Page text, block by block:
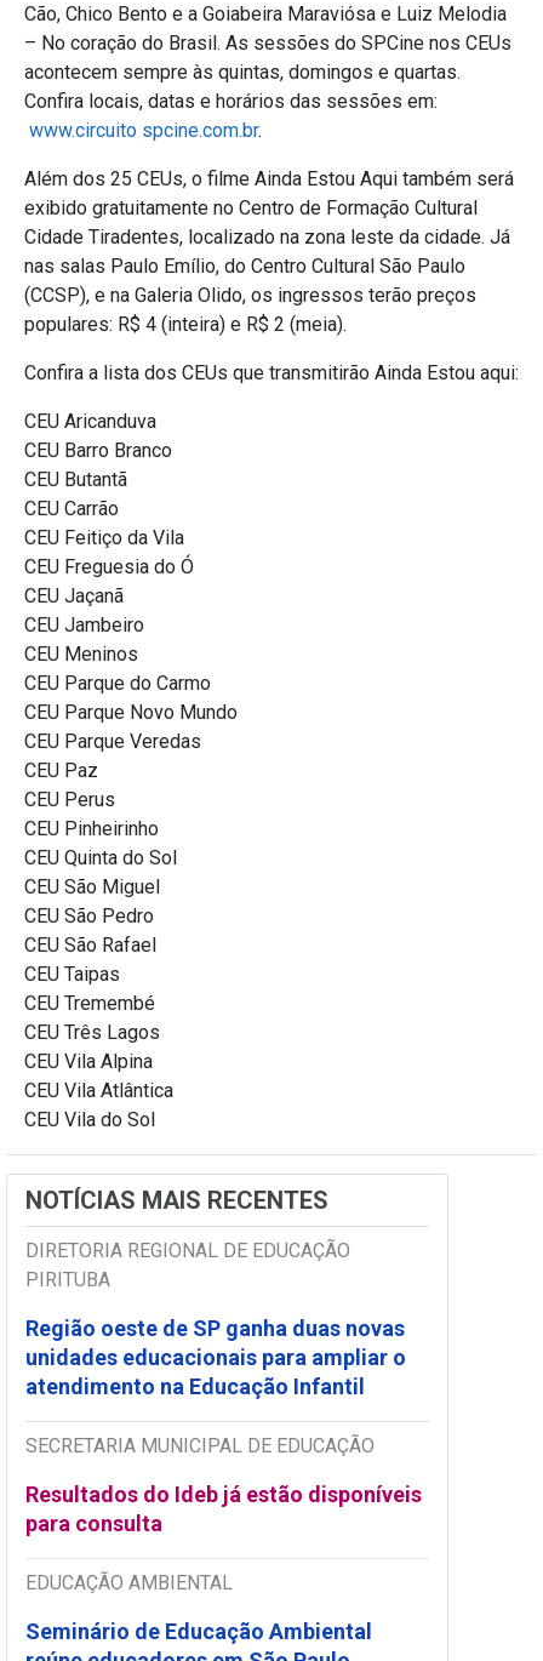
Cão, Chico Bento e a Goiabeira Maraviósa e Luiz Melodia
– No coração do Brasil. As sessões do SPCine nos CEUs
acontecem sempre às quintas, domingos e quartas.
Confira locais, datas e horários das sessões em:
www.circuito spcine.com.br.
Além dos 25 CEUs, o filme Ainda Estou Aqui também será
exibido gratuitamente no Centro de Formação Cultural
Cidade Tiradentes, localizado na zona leste da cidade. Já
nas salas Paulo Emílio, do Centro Cultural São Paulo
(CCSP), e na Galeria Olido, os ingressos terão preços
populares: R$ 4 (inteira) e R$ 2 (meia).
Confira a lista dos CEUs que transmitirão Ainda Estou aqui:
CEU Aricanduva
CEU Barro Branco
CEU Butantã
CEU Carrão
CEU Feitiço da Vila
CEU Freguesia do Ó
CEU Jaçanã
CEU Jambeiro
CEU Meninos
CEU Parque do Carmo
CEU Parque Novo Mundo
CEU Parque Veredas
CEU Paz
CEU Perus
CEU Pinheirinho
CEU Quinta do Sol
CEU São Miguel
CEU São Pedro
CEU São Rafael
CEU Taipas
CEU Tremembé
CEU Três Lagos
CEU Vila Alpina
CEU Vila Atlântica
CEU Vila do Sol
NOTÍCIAS MAIS RECENTES
DIRETORIA REGIONAL DE EDUCAÇÃO
PIRITUBA
Região oeste de SP ganha duas novas
unidades educacionais para ampliar o
atendimento na Educação Infantil
SECRETARIA MUNICIPAL DE EDUCAÇÃO
Resultados do Ideb já estão disponíveis
para consulta
EDUCAÇÃO AMBIENTAL
Seminário de Educação Ambiental